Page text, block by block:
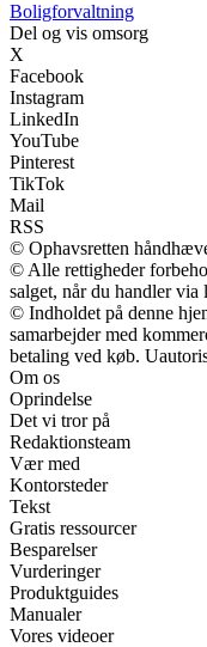
Boligforvaltning
Del og vis omsorg
X
Facebook
Instagram
LinkedIn
YouTube
Pinterest
TikTok
Mail
RSS
© Ophavsretten
© Alle rettigheder
salget, når du handler via
© Indholdet på denne
samarbejder med
betaling ved køb.
Om os
Oprindelse
Det vi tror på
Redaktionsteam
Vær med
Kontorsteder
Tekst
Gratis ressourcer
Besparelser
Vurderinger
Produktguides
Manualer
Vores videoer